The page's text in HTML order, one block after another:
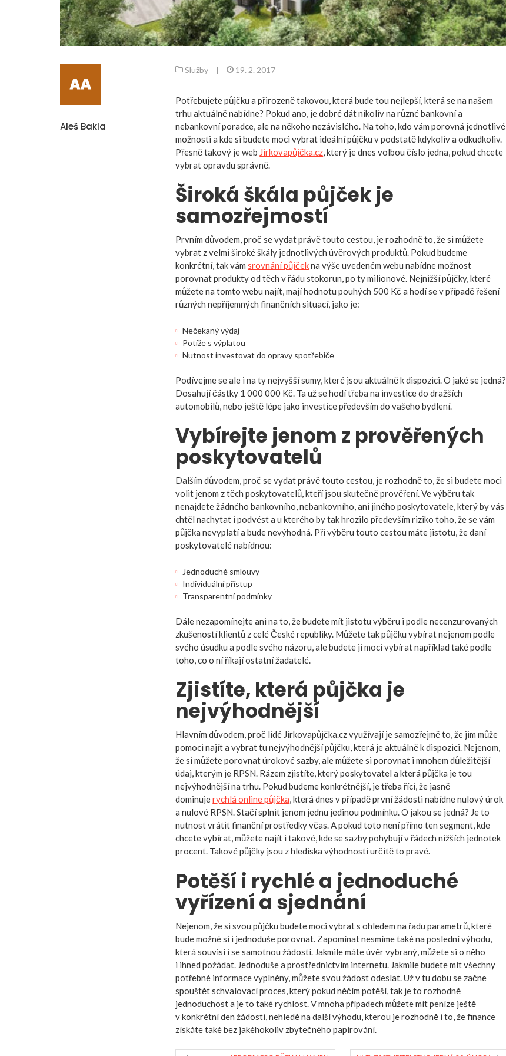
Aleš Bakla
Služby | 19. 2. 2017
Potřebujete půjčku a přirozeně takovou, která bude tou nejlepší, která se na našem
trhu aktuálně nabídne? Pokud ano, je dobré dát nikoliv na různé bankovní a
nebankovní poradce, ale na někoho nezávislého. Na toho, kdo vám porovná jednotlivé
možnosti a kde si budete moci vybrat ideální půjčku v podstatě kdykoliv a odkudkoliv.
Přesně takový je web Jirkovapůjčka.cz , který je dnes volbou číslo jedna, pokud chcete
vybrat opravdu správně.
Široká škála půjček je
samozřejmostí
Prvním důvodem, proč se vydat právě touto cestou, je rozhodně to, že si můžete
vybrat z velmi široké škály jednotlivých úvěrových produktů. Pokud budeme
konkrétní, tak vámsrovnání půjčekna výše uvedeném webu nabídne možnost
porovnat produkty od těch v řádu stokorun, po ty milionové. Nejnižší půjčky, které
můžete na tomto webu najít, mají hodnotu pouhých 500 Kč a hodí se v případě řešení
různých nepříjemných finančních situací, jako je:
Nečekaný výdaj
Potíže s výplatou
Nutnost investovat do opravy spotřebiče
Podívejme se ale i na ty nejvyšší sumy, které jsou aktuálně k dispozici. O jaké se jedná?
Dosahují částky 1 000 000 Kč. Ta už se hodí třeba na investice do dražších
automobilů, nebo ještě lépe jako investice především do vašeho bydlení.
Vybírejte jenom z prověřených
poskytovatelů
Dalším důvodem, proč se vydat právě touto cestou, je rozhodně to, že si budete moci
volit jenom z těch poskytovatelů, kteří jsou skutečně prověření. Ve výběru tak
nenajdete žádného bankovního, nebankovního, ani jiného poskytovatele, který by vás
chtěl nachytat i podvést a u kterého by tak hrozilo především riziko toho, že se vám
půjčka nevyplatí a bude nevýhodná. Při výběru touto cestou máte jistotu, že daní
poskytovatelé nabídnou:
Jednoduché smlouvy
Individuální přístup
Transparentní podmínky
Dále nezapomínejte ani na to, že budete mít jistotu výběru i podle necenzurovaných
zkušeností klientů z celé České republiky. Můžete tak půjčku vybírat nejenom podle
svého úsudku a podle svého názoru, ale budete ji moci vybírat například také podle
toho, co o ní říkají ostatní žadatelé.
Zjistíte, která půjčka je
nejvýhodnější
Hlavním důvodem, proč lidé Jirkovapůjčka.cz využívají je samozřejmě to, že jim může
pomoci najít a vybrat tu nejvýhodnější půjčku, která je aktuálně k dispozici. Nejenom,
že si můžete porovnat úrokové sazby, ale můžete si porovnat i mnohem důležitější
údaj, kterým je RPSN. Rázem zjistíte, který poskytovatel a která půjčka je tou
nejvýhodnější na trhu. Pokud budeme konkrétnější, je třeba říci, že jasně
dominujerychlá online půjčka, která dnes v případě první žádosti nabídne nulový úrok
a nulové RPSN. Stačí splnit jenom jednu jedinou podmínku. O jakou se jedná? Je to
nutnost vrátit finanční prostředky včas. A pokud toto není přímo ten segment, kde
chcete vybírat, můžete najít i takové, kde se sazby pohybují v řádech nižších jednotek
procent. Takové půjčky jsou z hlediska výhodnosti určitě to pravé.
Potěší i rychlé a jednoduché
vyřízení a sjednání
Nejenom, že si svou půjčku budete moci vybrat s ohledem na řadu parametrů, které
bude možné si i jednoduše porovnat. Zapomínat nesmíme také na poslední výhodu,
která souvisí i se samotnou žádostí. Jakmile máte úvěr vybraný, můžete si o něho
i ihned požádat. Jednoduše a prostřednictvím internetu. Jakmile budete mít všechny
potřebné informace vyplněny, můžete svou žádost odeslat. Už v tu dobu se začne
spouštět schvalovací proces, který pokud něčím potěší, tak je to rozhodně
jednoduchost a je to také rychlost. V mnoha případech můžete mít peníze ještě
v konkrétní den žádosti, nehledě na další výhodu, kterou je rozhodně i to, že finance
získáte také bez jakéhokoliv zbytečného papírování.